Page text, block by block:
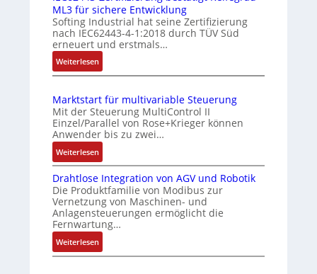
s
u
n
g
n
Z
u
s
a
n
d
s
e
k
o
m
b
n
e
r
t
o
s
i
t
n
f
a
c
h
e
S
n
s
o
r
-
I
n
t
e
g
a
ML3 für sichere Entwicklung
Softing Industrial hat seine Zertifizierung
nach IEC62443-4-1:2018 durch TÜV Süd
erneuert und erstmals…
Weiterlesen:
I
C
6
2
4
4
3
Z
e
r
Marktstart für multivariable Steuerung
Mit der Steuerung MultiControl II
Einzel/Parallel von Rose+Krieger können
Anwender bis zu zwei…
Weiterlesen:
M
a
r
k
t
s
t
a
Drahtlose Integration von AGV und Robotik
Die Produktfamilie von Modibus zur
Vernetzung von Maschinen- und
Anlagensteuerungen ermöglicht die
Fernwartung…
Weiterlesen:
D